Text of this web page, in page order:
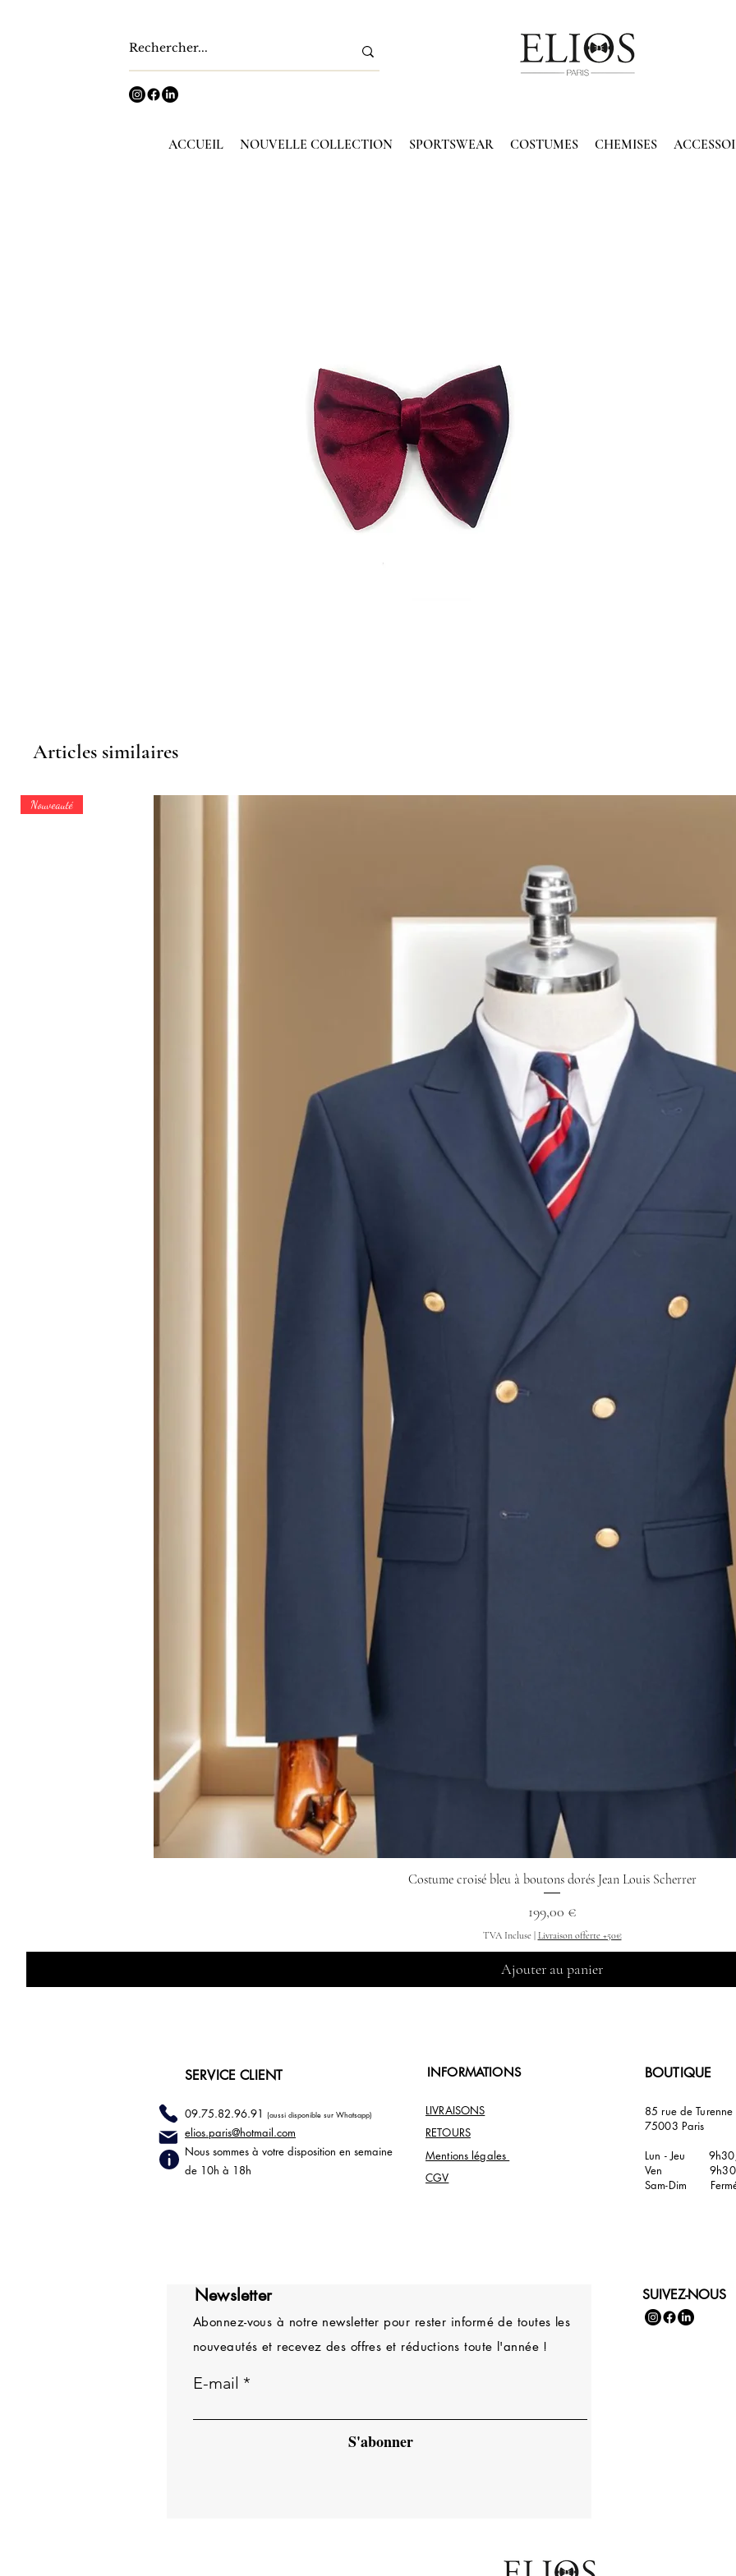
ACCUEIL NOUVELLE COLLECTION SPORTSWEAR COSTUMES CHEMISES
Articles similaires
Aperçu rapide
Nouveauté
Costume croisé bleu à boutons dorés Jean Louis Scherrer
Prix
199,00 €
TVA Incluse| Livraison offerte +50€
Ajouter au panier
SERVICE CLIENT
09.75.82.96.91 (aussi disponible sur Whatsapp)
elios.paris@hotmail.com
Nous sommes à votre disposition en semaine
de 10h à 18h
INFORMATIONS BOUTIQUE
LIVRAISONS
RETOURS
Mentions légales
CGV
85 rue de Turenne
75003 Paris
Lun - Jeu
Ven 9h30/
Sam-Dim
Newsletter
Abonnez-vous à notre newsletter pour rester informé de toutes les
nouveautés et recevez des offres et réductions toute l'année !
E-mail
S'abonner
SUIVEZ-NOUS